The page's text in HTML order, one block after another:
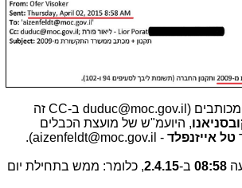
המכותבים הם אותם מכותבים (duduc@moc.gov.il ב-CC זה
, היועמ"ש של מועצת הכבלים
טל אייזנפלד- aizenfeldt@moc.gov.il).
08:58ב-2.4.15, כלומר: ממש בתחילת יום